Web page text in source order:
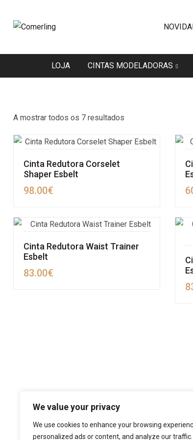
We value your privacy
We use cookies to enhance your browsing
personalized ads or content, and analyze our
LOJA CINTAS MODELADORAS
A mostrar todos os 7 resultados
Cinta Redutora Corselet
Shaper Esbelt
98.00€
Cinta Redutora Waist Trainer
Esbelt
83.00€